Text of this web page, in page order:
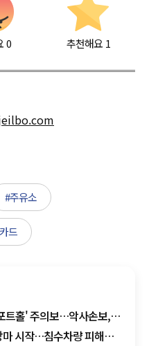
0 추천해요 1
#주유소
드
트홀' 주의보…악사손보,
시작…침수차량 피해